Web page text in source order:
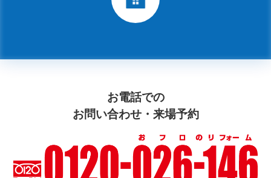
お電話での
お問い合わせ・来場予約